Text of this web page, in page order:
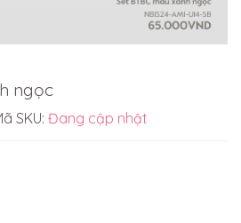
ngọc
SKU: Đang cập nhật